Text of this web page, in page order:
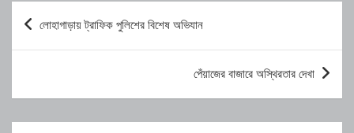
Post
navigation
লোহাগাড়ায় ট্রাফিক পুলিশের বিশেষ অভিযান
পেঁয়াজের বাজারে অস্থিরতার দেখা